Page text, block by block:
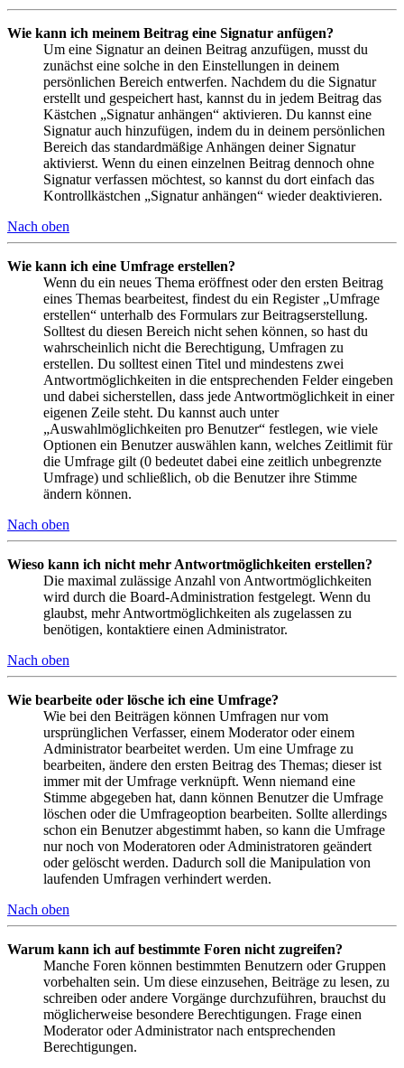
Wie kann ich meinem Beitrag eine Signatur anfügen?
Um eine Signatur an deinen Beitrag anzufügen, musst du
zunächst eine solche in den Einstellungen in deinem
persönlichen Bereich entwerfen. Nachdem du die Signatur
erstellt und gespeichert hast, kannst du in jedem Beitrag das
Kästchen „Signatur anhängen“ aktivieren. Du kannst eine
Signatur auch hinzufügen, indem du in deinem persönlichen
Bereich das standardmäßige Anhängen deiner Signatur
aktivierst. Wenn du einen einzelnen Beitrag dennoch ohne
Signatur verfassen möchtest, so kannst du dort einfach das
Kontrollkästchen „Signatur anhängen“ wieder deaktivieren.
Nach oben
Wie kann ich eine Umfrage erstellen?
Wenn du ein neues Thema eröffnest oder den ersten Beitrag
eines Themas bearbeitest, findest du ein Register „Umfrage
erstellen“ unterhalb des Formulars zur Beitragserstellung.
Solltest du diesen Bereich nicht sehen können, so hast du
wahrscheinlich nicht die Berechtigung, Umfragen zu
erstellen. Du solltest einen Titel und mindestens zwei
Antwortmöglichkeiten in die entsprechenden Felder eingeben
und dabei sicherstellen, dass jede Antwortmöglichkeit in einer
eigenen Zeile steht. Du kannst auch unter
„Auswahlmöglichkeiten pro Benutzer“ festlegen, wie viele
Optionen ein Benutzer auswählen kann, welches Zeitlimit für
die Umfrage gilt (0 bedeutet dabei eine zeitlich unbegrenzte
Umfrage) und schließlich, ob die Benutzer ihre Stimme
ändern können.
Nach oben
Wieso kann ich nicht mehr Antwortmöglichkeiten erstellen?
Die maximal zulässige Anzahl von Antwortmöglichkeiten
wird durch die Board-Administration festgelegt. Wenn du
glaubst, mehr Antwortmöglichkeiten als zugelassen zu
benötigen, kontaktiere einen Administrator.
Nach oben
Wie bearbeite oder lösche ich eine Umfrage?
Wie bei den Beiträgen können Umfragen nur vom
ursprünglichen Verfasser, einem Moderator oder einem
Administrator bearbeitet werden. Um eine Umfrage zu
bearbeiten, ändere den ersten Beitrag des Themas; dieser ist
immer mit der Umfrage verknüpft. Wenn niemand eine
Stimme abgegeben hat, dann können Benutzer die Umfrage
löschen oder die Umfrageoption bearbeiten. Sollte allerdings
schon ein Benutzer abgestimmt haben, so kann die Umfrage
nur noch von Moderatoren oder Administratoren geändert
oder gelöscht werden. Dadurch soll die Manipulation von
laufenden Umfragen verhindert werden.
Nach oben
Warum kann ich auf bestimmte Foren nicht zugreifen?
Manche Foren können bestimmten Benutzern oder Gruppen
vorbehalten sein. Um diese einzusehen, Beiträge zu lesen, zu
schreiben oder andere Vorgänge durchzuführen, brauchst du
möglicherweise besondere Berechtigungen. Frage einen
Moderator oder Administrator nach entsprechenden
Berechtigungen.